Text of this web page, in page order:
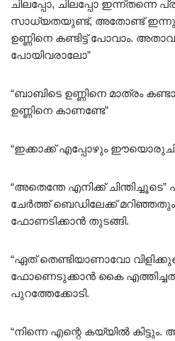
ചിലപ്പോ, ചിലപ്പോ ഇന്ന്തന്നെ
സാധ്യതയുണ്ട്, അതോണ്ട്
ഉണ്ണിനെ കണ്ടിട്ട് പോവാം.
പോയിവരാലോ”
“ബാബിടെ ഉണ്ണിനെ മാത്രം
ഉണ്ണിനെ കാണണ്ടേ”
“ഇക്കാക്ക് എപ്പോഴും
“അതെന്തേ എനിക്ക്
ചേർത്ത് ബെഡിലേക്ക് മറിഞ്ഞതും
ഫോണടിക്കാൻ തുടങ്ങി.
“ഏത് തെണ്ടിയാണാവോ
ഫോണെടുക്കാൻ കൈ
പുറത്തേക്കോടി.
“നിന്നെ എന്റെ കയ്യിൽ കിട്ടും.